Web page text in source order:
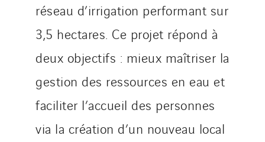
réseau d’irrigation performant sur
3,5 hectares. Ce projet répond à
deux objectifs : mieux maîtriser la
gestion des ressources en eau et
faciliter l’accueil des personnes
via la création d’un nouveau local